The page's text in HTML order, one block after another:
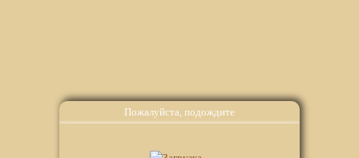
Пожалуйста, подождите